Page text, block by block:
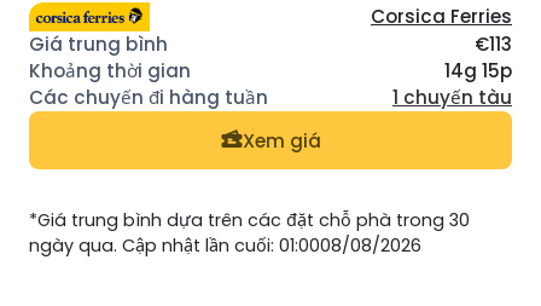
Corsica Ferries
€113
14g 15p
1 chuyến tàu
Xem giá
*Giá trung bình dựa trên các đặt chỗ phà trong 30
ngày qua. Cập nhật lần cuối: 01:0008/08/2026